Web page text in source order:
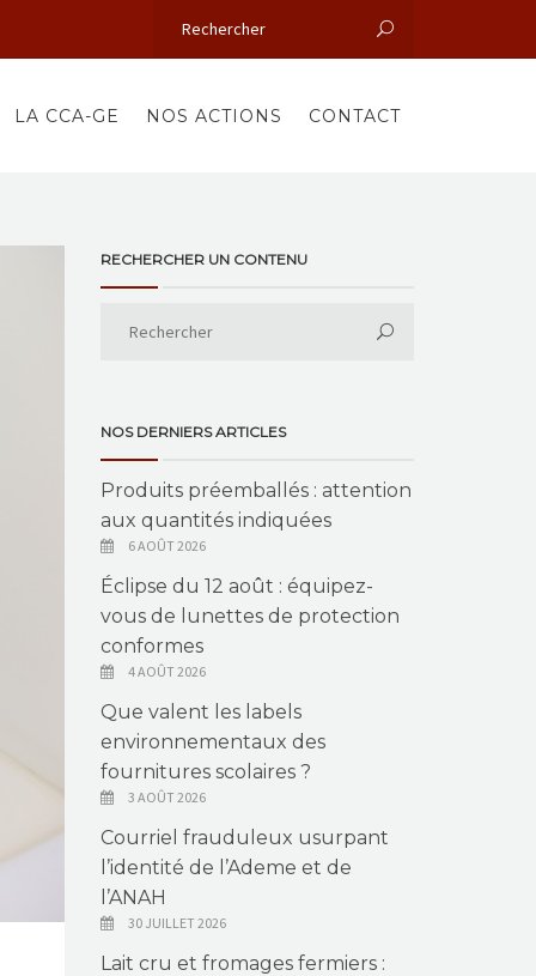
LA CCA-GE NOS ACTIONS CONTACT
RECHERCHER UN CONTENU
NOS DERNIERS ARTICLES
Produits préemballés : attention
aux quantités indiquées
6 AOÛT 2026
Éclipse du 12 août : équipez-
vous de lunettes de protection
conformes
4 AOÛT 2026
Que valent les labels
environnementaux des
fournitures scolaires ?
3 AOÛT 2026
Courriel frauduleux usurpant
l’identité de l’Ademe et de
l’ANAH
30 JUILLET 2026
Lait cru et fromages fermiers :